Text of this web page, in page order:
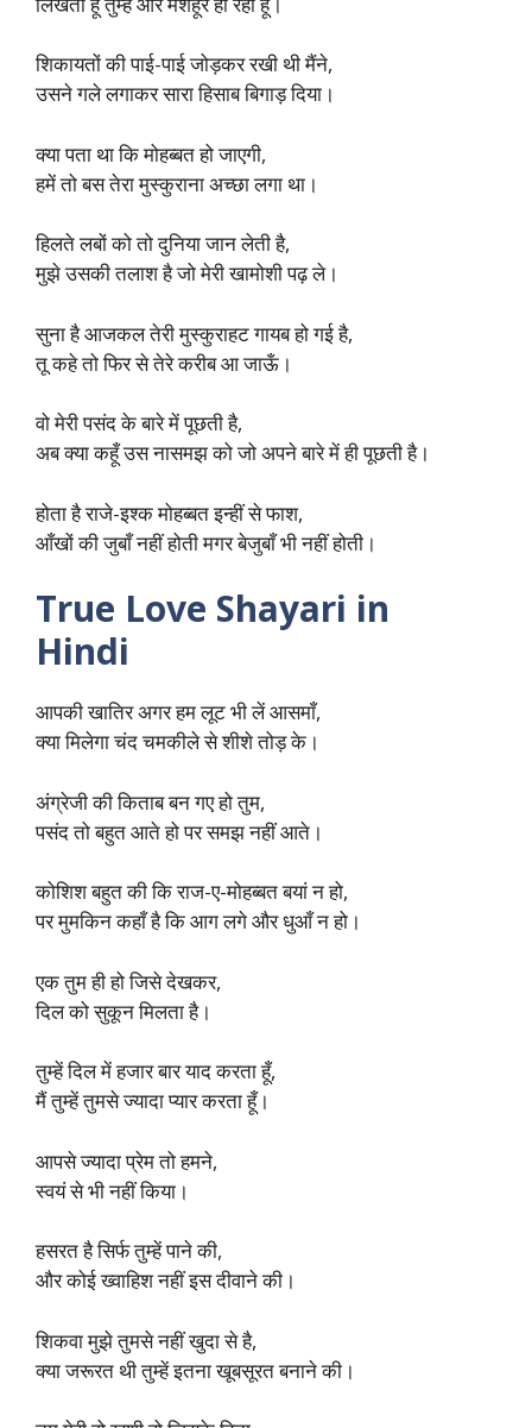
शिकायतों की पाई-पाई जोड़कर रखी थी मैंने,
उसने गले लगाकर सारा हिसाब बिगाड़ दिया।
क्या पता था कि मोहब्बत हो जाएगी,
हमें तो बस तेरा मुस्कुराना अच्छा लगा था।
हिलते लबों को तो दुनिया जान लेती है,
मुझे उसकी तलाश है जो मेरी खामोशी पढ़ ले।
सुना है आजकल तेरी मुस्कुराहट गायब हो गई है,
तू कहे तो फिर से तेरे करीब आ जाऊँ।
वो मेरी पसंद के बारे में पूछती है,
अब क्या कहूँ उस नासमझ को जो अपने बारे में ही पूछती है।
होता है राजे-इश्क मोहब्बत इन्हीं से फाश,
आँखों की जुबाँ नहीं होती मगर बेजुबाँ भी नहीं होती।
True Love Shayari in
Hindi
आपकी खातिर अगर हम लूट भी लें आसमाँ,
क्या मिलेगा चंद चमकीले से शीशे तोड़ के।
अंग्रेजी की किताब बन गए हो तुम,
पसंद तो बहुत आते हो पर समझ नहीं आते।
कोशिश बहुत की कि राज-ए-मोहब्बत बयां न हो,
पर मुमकिन कहाँ है कि आग लगे और धुआँ न हो।
एक तुम ही हो जिसे देखकर,
दिल को सुकून मिलता है।
तुम्हें दिल में हजार बार याद करता हूँ,
मैं तुम्हें तुमसे ज्यादा प्यार करता हूँ।
आपसे ज्यादा प्रेम तो हमने,
स्वयं से भी नहीं किया।
हसरत है सिर्फ तुम्हें पाने की,
और कोई ख्वाहिश नहीं इस दीवाने की।
शिकवा मुझे तुमसे नहीं खुदा से है,
क्या जरूरत थी तुम्हें इतना खूबसूरत बनाने की।